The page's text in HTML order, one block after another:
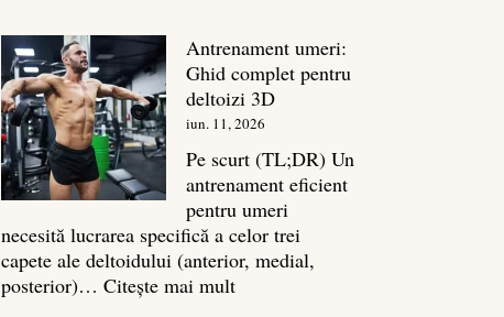
culturism:
Inamicul
tăcut
al
masei
musculare
Antrenament umeri:
Ghid complet pentru
deltoizi 3D
iun. 11, 2026
Pe scurt (TL;DR) Un
antrenament eficient
pentru umeri
necesită lucrarea specifică a celor trei
capete ale deltoidului (anterior, medial,
posterior)…Citește mai mult: